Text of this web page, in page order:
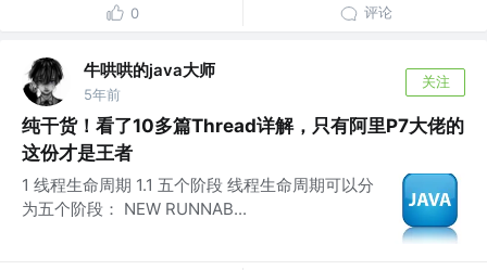
0 评论
牛哄哄的java大师
5年前
关注
纯干货！看了10多篇Thread详解，只有阿里P7大佬的
这份才是王者
1 线程生命周期 1.1 五个阶段 线程生命周期可以分
为五个阶段： NEW RUNNAB...